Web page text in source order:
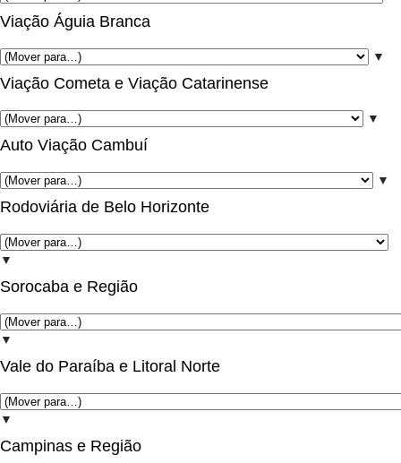
Viação Águia Branca
▼
Viação Cometa e Viação Catarinense
▼
Auto Viação Cambuí
▼
Rodoviária de Belo Horizonte
▼
Sorocaba e Região
▼
Vale do Paraíba e Litoral Norte
▼
Campinas e Região